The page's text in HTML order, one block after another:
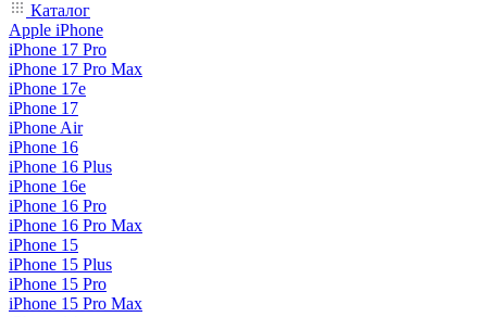
Каталог
Apple iPhone
iPhone 17 Pro
iPhone 17 Pro Max
iPhone 17e
iPhone 17
iPhone Air
iPhone 16
iPhone 16 Plus
iPhone 16e
iPhone 16 Pro
iPhone 16 Pro Max
iPhone 15
iPhone 15 Plus
iPhone 15 Pro
iPhone 15 Pro Max